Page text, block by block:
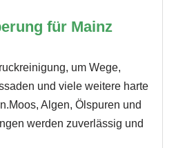
für Mainz
um Wege,
und viele weitere harte
Algen, Ölspuren und
werden zuverlässig und